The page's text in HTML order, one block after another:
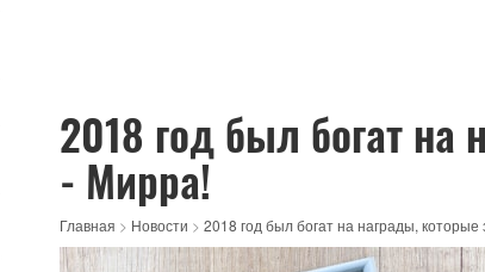
2018 год был богат
- Мирра!
Главная > Новости > 2018 год был богат на награды,